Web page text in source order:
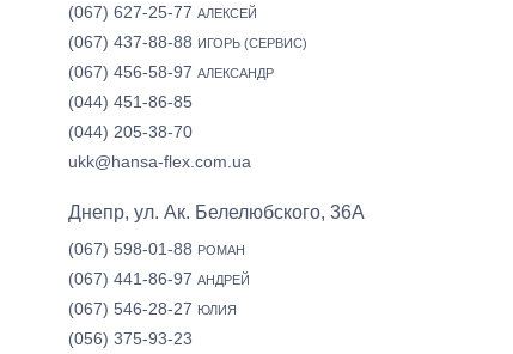
(067) 627-25-77 АЛЕКСЕЙ
(067) 437-88-88 ИГОРЬ (СЕРВИС)
(067) 456-58-97 АЛЕКСАНДР
(044) 451-86-85
(044) 205-38-70
ukk@hansa-flex.com.ua
Днепр, ул. Ак. Белелюбского, 36А
(067) 598-01-88 РОМАН
(067) 441-86-97 АНДРЕЙ
(067) 546-28-27 ЮЛИЯ
(056) 375-93-23